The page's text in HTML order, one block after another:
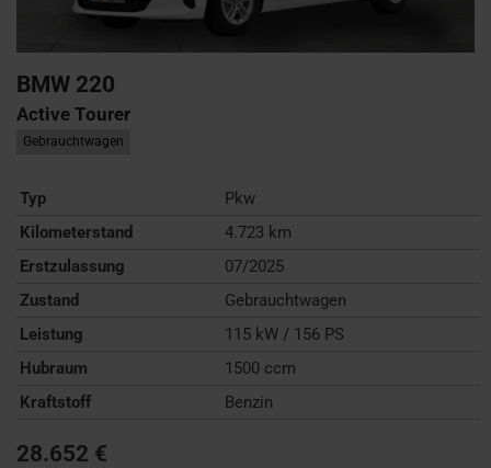
BMW 220
Active Tourer
Gebrauchtwagen
Typ
Pkw
Kilometerstand
4.723 km
Erstzulassung
07/2025
Zustand
Gebrauchtwagen
Leistung
115 kW / 156 PS
Hubraum
1500 ccm
Kraftstoff
Benzin
28.652 €